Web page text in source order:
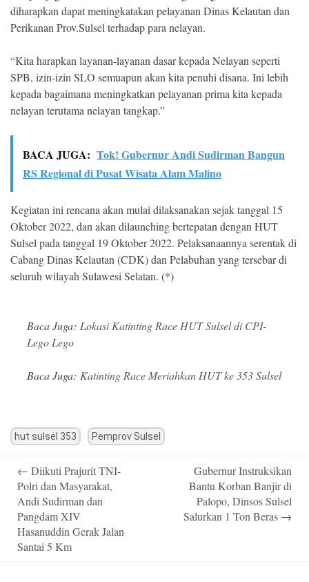
diharapkan dapat meningkatakan pelayanan Dinas Kelautan dan
Perikanan Prov.Sulsel terhadap para nelayan.
“Kita harapkan layanan-layanan dasar kepada Nelayan seperti
SPB, izin-izin SLO semuapun akan kita penuhi disana. Ini lebih
kepada bagaimana meningkatkan pelayanan prima kita kepada
nelayan terutama nelayan tangkap.”
BACA JUGA: Tok! Gubernur Andi Sudirman Bangun
RS Regional di Pusat Wisata Alam Malino
Kegiatan ini rencana akan mulai dilaksanakan sejak tanggal 15
Oktober 2022, dan akan dilaunching bertepatan dengan HUT
Sulsel pada tanggal 19 Oktober 2022. Pelaksanaannya serentak di
Cabang Dinas Kelautan (CDK) dan Pelabuhan yang tersebar di
seluruh wilayah Sulawesi Selatan. (*)
Baca Juga: Lokasi Katinting Race HUT Sulsel di CPI-
Lego Lego
Baca Juga: Katinting Race Meriahkan HUT ke 353 Sulsel
hut sulsel 353 Pemprov Sulsel
navigation
← Diikuti Prajurit TNI-
Polri dan Masyarakat,
Andi Sudirman dan
Pangdam XIV
Hasanuddin Gerak Jalan
Santai 5 Km
Gubernur Instruksikan
Bantu Korban Banjir di
Palopo, Dinsos Sulsel
Salurkan 1 Ton Beras →